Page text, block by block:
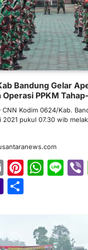
Bandung Gelar
Operasi PPKM
CNN Kodim 0624/Kab.
2021 pukul 07.30 wib
Email
Yahoo